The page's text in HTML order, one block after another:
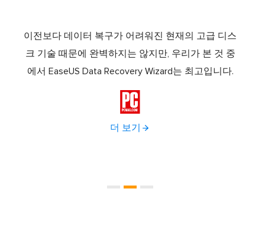
이전보다 데이터 복구가 어려워진 현재의 고급 디스
크 기술 때문에 완벽하지는 않지만, 우리가 본 것 중
에서 EaseUS Data Recovery Wizard는 최고입니다.

더 보기